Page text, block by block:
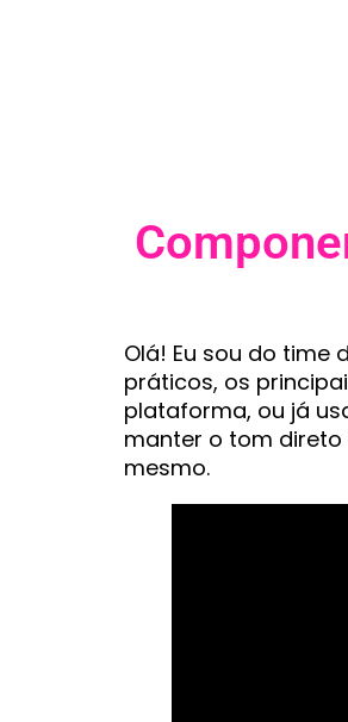
Olá! Eu sou do time
práticos, os
plataforma, ou já
manter o tom
mesmo.